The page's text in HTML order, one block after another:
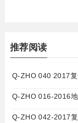
推荐阅读